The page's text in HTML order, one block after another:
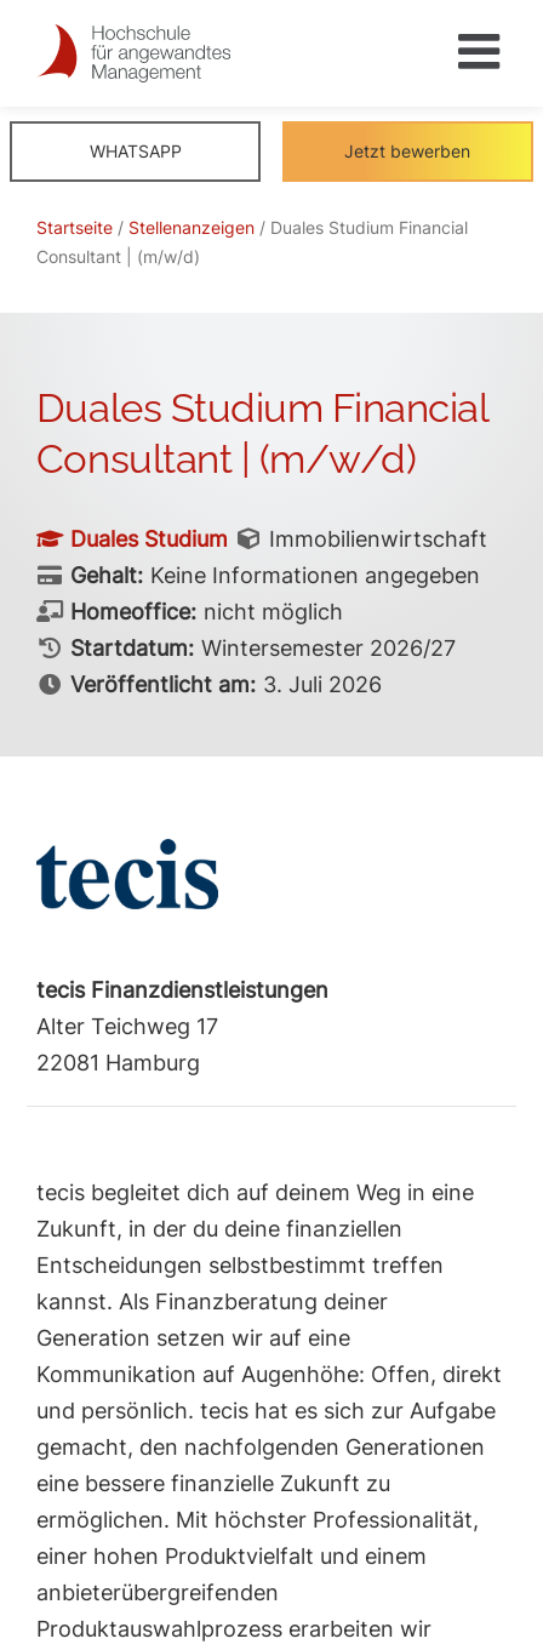
WHATSAPP Jetzt bewerben
Startseite/ Stellenanzeigen/ Duales Studium Financial
Consultant | (m/w/d)
Duales Studium Financial
Consultant | (m/w/d)
Duales Studium
Immobilienwirtschaft
Gehalt: Keine Informationen angegeben
Homeoffice: nicht möglich
Startdatum: Wintersemester 2026/27
Veröffentlicht am: 3. Juli 2026
tecis Finanzdienstleistungen
Alter Teichweg 17
22081 Hamburg
tecis begleitet dich auf deinem Weg in eine
Zukunft, in der du deine finanziellen
Entscheidungen selbstbestimmt treffen
kannst. Als Finanzberatung deiner
Generation setzen wir auf eine
Kommunikation auf Augenhöhe: Offen, direkt
und persönlich. tecis hat es sich zur Aufgabe
gemacht, den nachfolgenden Generationen
eine bessere finanzielle Zukunft zu
ermöglichen. Mit höchster Professionalität,
einer hohen Produktvielfalt und einem
anbieterübergreifenden
Produktauswahlprozess erarbeiten wir